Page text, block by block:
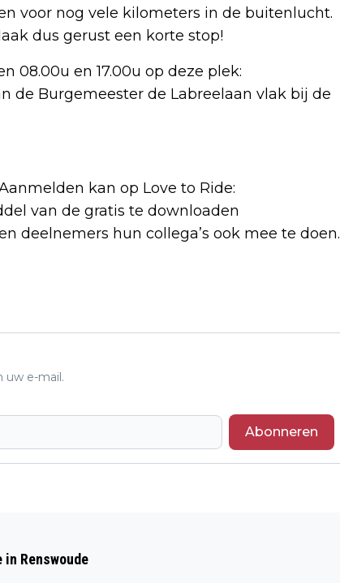
voor nog vele kilometers in de buitenlucht.
dus gerust een korte stop!
08.00u en 17.00u op deze plek:
de Burgemeester de Labreelaan vlak bij de
kan op Love to Ride:
van de gratis te downloaden
deelnemers hun collega’s ook mee te doen.
uw e-mail.
Abonneren
STRAATROOF - HOLLANDS HOENLAAN -
Renswoude